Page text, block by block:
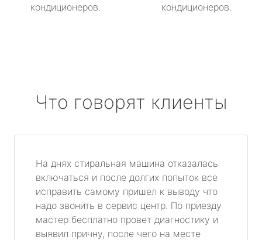
кондиционеров.
кондиционеров.
Что говорят клиенты
На днях стиральная машина отказалась
включаться и после долгих попыток все
исправить самому пришел к выводу что
надо звонить в сервис центр. По приезду
мастер бесплатно провет диагностику и
выявил причну, после чего на месте